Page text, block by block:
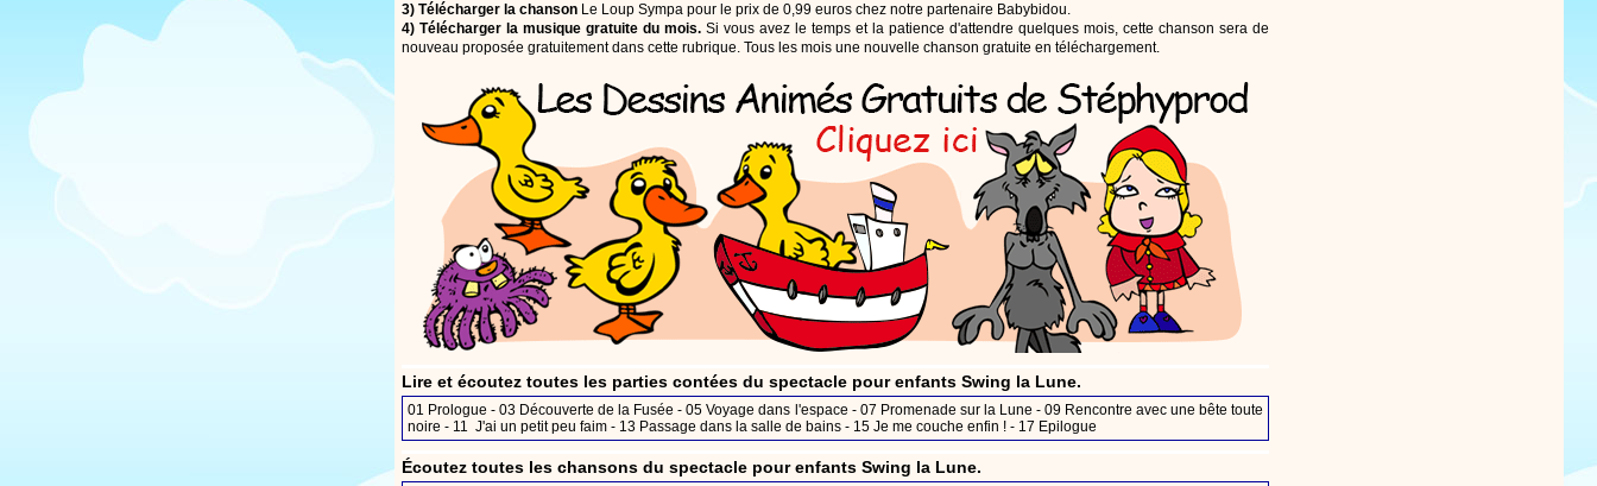
3) Télécharger la chanson Le Loup Sympa pour le prix de 0,99 euros chez notre partenaire Babybidou.
4) Télécharger la musique gratuite du mois. Si vous avez le temps et la patience d'attendre quelques mois, cette chanson sera de
nouveau proposée gratuitement dans cette rubrique. Tous les mois une nouvelle chanson gratuite en téléchargement.
Lire et écoutez toutes les parties contées du spectacle pour enfants Swing la Lune.
01 Prologue - 03 Découverte de la Fusée - 05Voyage dans l'espace - 07 Promenade sur la Lune - 09 Rencontre avec une bête toute
noire - 11 J'ai un petit peu faim - 13 Passage dans la salle de bains - 15 Je me couche enfin ! - 17 Epilogue
Écoutez toutes les chansons du spectacle pour enfants Swing la Lune.